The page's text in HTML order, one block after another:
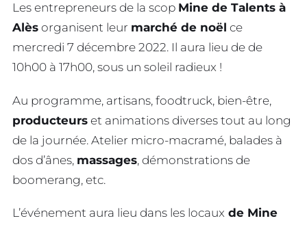
Les entrepreneurs de la scop Mine de Talents à
Alès organisent leur marché de noël ce
mercredi 7 décembre 2022. Il aura lieu de de
10h00 à 17h00, sous un soleil radieux !
Au programme, artisans, foodtruck, bien-être,
producteurs et animations diverses tout au long
de la journée. Atelier micro-macramé, balades à
dos d’ânes, massages, démonstrations de
boomerang, etc.
L’événement aura lieu dans les locaux de Mine